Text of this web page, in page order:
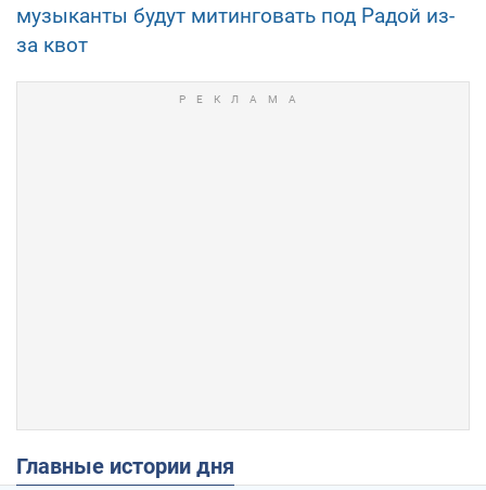
музыканты будут митинговать под Радой из-
за квот
Главные истории дня